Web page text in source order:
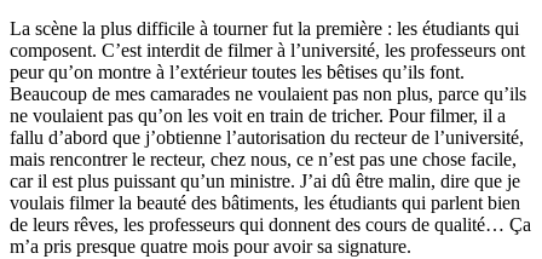
La scène la plus difficile à tourner fut la première : les étudiants qui
composent. C’est interdit de filmer à l’université, les professeurs ont
peur qu’on montre à l’extérieur toutes les bêtises qu’ils font.
Beaucoup de mes camarades ne voulaient pas non plus, parce qu’ils
ne voulaient pas qu’on les voit en train de tricher. Pour filmer, il a
fallu d’abord que j’obtienne l’autorisation du recteur de l’université,
mais rencontrer le recteur, chez nous, ce n’est pas une chose facile,
car il est plus puissant qu’un ministre. J’ai dû être malin, dire que je
voulais filmer la beauté des bâtiments, les étudiants qui parlent bien
de leurs rêves, les professeurs qui donnent des cours de qualité… Ça
m’a pris presque quatre mois pour avoir sa signature.